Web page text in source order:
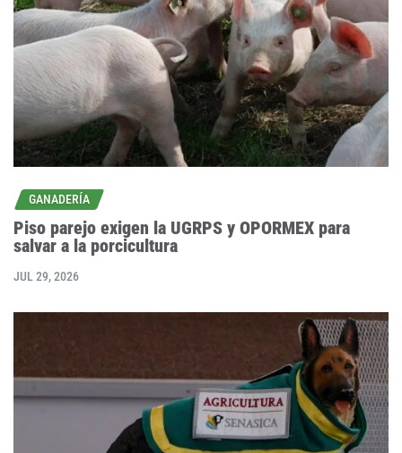
GANADERÍA
Piso parejo exigen la UGRPS y OPORMEX para
salvar a la porcicultura
JUL 29, 2026